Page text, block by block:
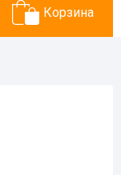
Корзина